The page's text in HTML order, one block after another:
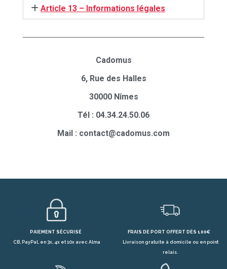
Article 13 – Informations légales
Cadomus
6, Rue des Halles
30000 Nîmes
Tél : 04.34.24.50.06
Mail : contact@cadomus.com
PAIEMENT SÉCURISÉ
CB, PayPal, en 3x, 4x et 10x avec Alma
FRAIS DE PORT OFFERT DÈS 100€
Livraison gratuite à domicile ou en point
relais.